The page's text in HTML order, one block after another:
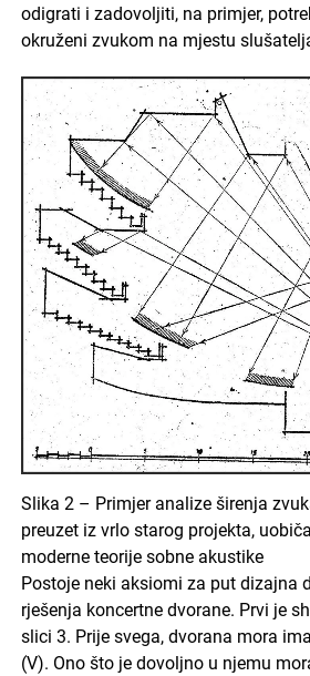
odigrati i zadovoljiti, na primjer,
okruženi zvukom na mjestu
Slika 2 – Primjer analize širenja
preuzet iz vrlo starog projekta,
moderne teorije sobne akustike
Postoje neki aksiomi za put dizajna
rješenja koncertne dvorane. Prvi je
slici 3. Prije svega, dvorana mora
(V). Ono što je dovoljno u njemu